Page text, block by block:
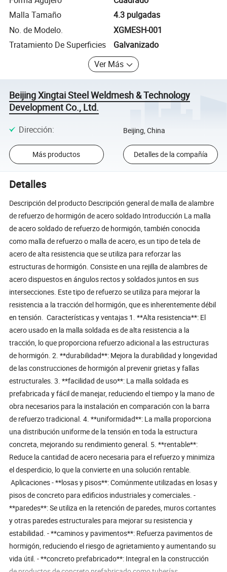
Malla Tamaño
4.3 pulgadas
No. de Modelo.
XGMESH-001
Tratamiento De Superficies
Galvanizado
Ver Más
Beijing Xingtai Steel Weldmesh & Technology
Development Co., Ltd.
Dirección: Beijing, China
Más productos Detalles de la compañía
Detalles
Descripción del producto Descripción general de malla de alambre
de refuerzo de hormigón de acero soldado Introducción La malla
de acero soldado de refuerzo de hormigón, también conocida
como malla de refuerzo o malla de acero, es un tipo de tela de
acero de alta resistencia que se utiliza para reforzar las
estructuras de hormigón. Consiste en una rejilla de alambres de
acero dispuestos en ángulos rectos y soldados juntos en sus
intersecciones. Este tipo de refuerzo se utiliza para mejorar la
resistencia a la tracción del hormigón, que es inherentemente débil
en tensión. Características y ventajas 1. **Alta resistencia**: El
acero usado en la malla soldada es de alta resistencia a la
tracción, lo que proporciona refuerzo adicional a las estructuras
de hormigón. 2. **durabilidad**: Mejora la durabilidad y longevidad
de las construcciones de hormigón al prevenir grietas y fallas
estructurales. 3. **facilidad de uso**: La malla soldada es
prefabricada y fácil de manejar, reduciendo el tiempo y la mano de
obra necesarios para la instalación en comparación con la barra
de refuerzo tradicional. 4. **uniformidad**: La malla proporciona
una distribución uniforme de la tensión en toda la estructura
concreta, mejorando su rendimiento general. 5. **rentable**:
Reduce la cantidad de acero necesaria para el refuerzo y minimiza
el desperdicio, lo que la convierte en una solución rentable.
Aplicaciones - **losas y pisos**: Comúnmente utilizadas en losas y
pisos de concreto para edificios industriales y comerciales. -
**paredes**: Se utiliza en la retención de paredes, muros cortantes
y otras paredes estructurales para mejorar su resistencia y
estabilidad. - **caminos y pavimentos**: Refuerza pavimentos de
hormigón, reduciendo el riesgo de agrietamiento y aumentando su
vida útil. - **concreto prefabricado**: Integral en la construcción